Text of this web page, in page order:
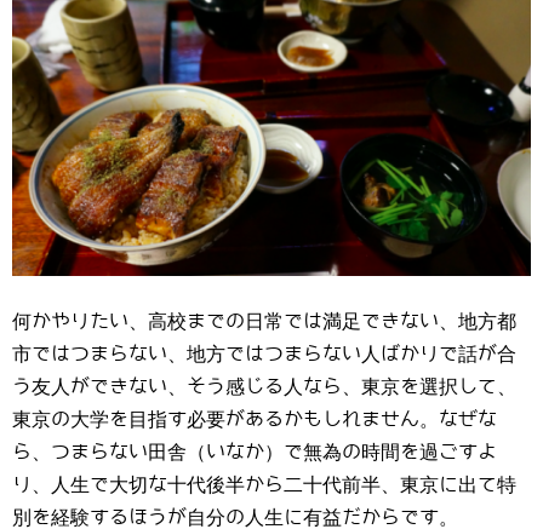
何かやりたい、高校までの日常では満足できない、地方都
市ではつまらない、地方ではつまらない人ばかりで話が合
う友人ができない、そう感じる人なら、東京を選択して、
東京の大学を目指す必要があるかもしれません。なぜな
ら、つまらない田舎（いなか）で無為の時間を過ごすよ
り、人生で大切な十代後半から二十代前半、東京に出て特
別を経験するほうが自分の人生に有益だからです。